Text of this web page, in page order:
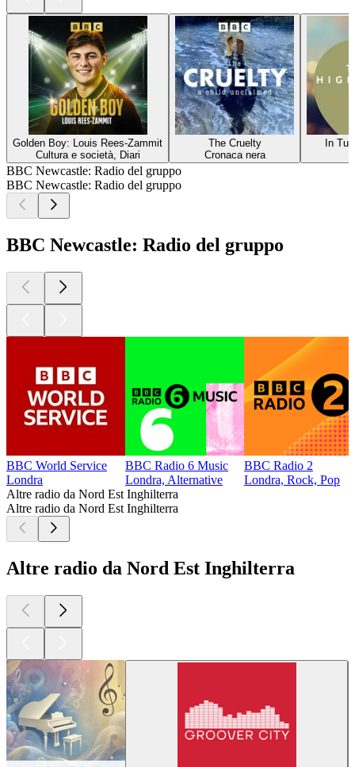
Golden Boy: Louis Rees-Zammit
Cultura e società, Diari
The Cruelty
Cronaca nera
In
BBC Newcastle: Radio del gruppo
BBC Newcastle: Radio del gruppo
BBC Newcastle: Radio del gruppo
BBC World Service
Londra
BBC Radio 6 Music
Londra, Alternative
BBC Radio 2
Londra, Rock, Pop
Altre radio da Nord Est Inghilterra
Altre radio da Nord Est Inghilterra
Altre radio da Nord Est Inghilterra